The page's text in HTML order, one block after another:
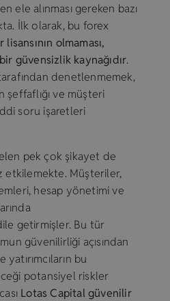
ele alınması gereken bazı
İlk olarak, bu forex
olmaması,
güvensizlik kaynağıdır.
denetlenmemek,
şeffaflığı ve müşteri
soru işaretleri
pek çok şikayet de
etkilemekte. Müşteriler,
hesap yönetimi ve
getirmişler. Bu tür
güvenilirliği açısından
bu
potansiyel riskler
Lotas Capital güvenilir